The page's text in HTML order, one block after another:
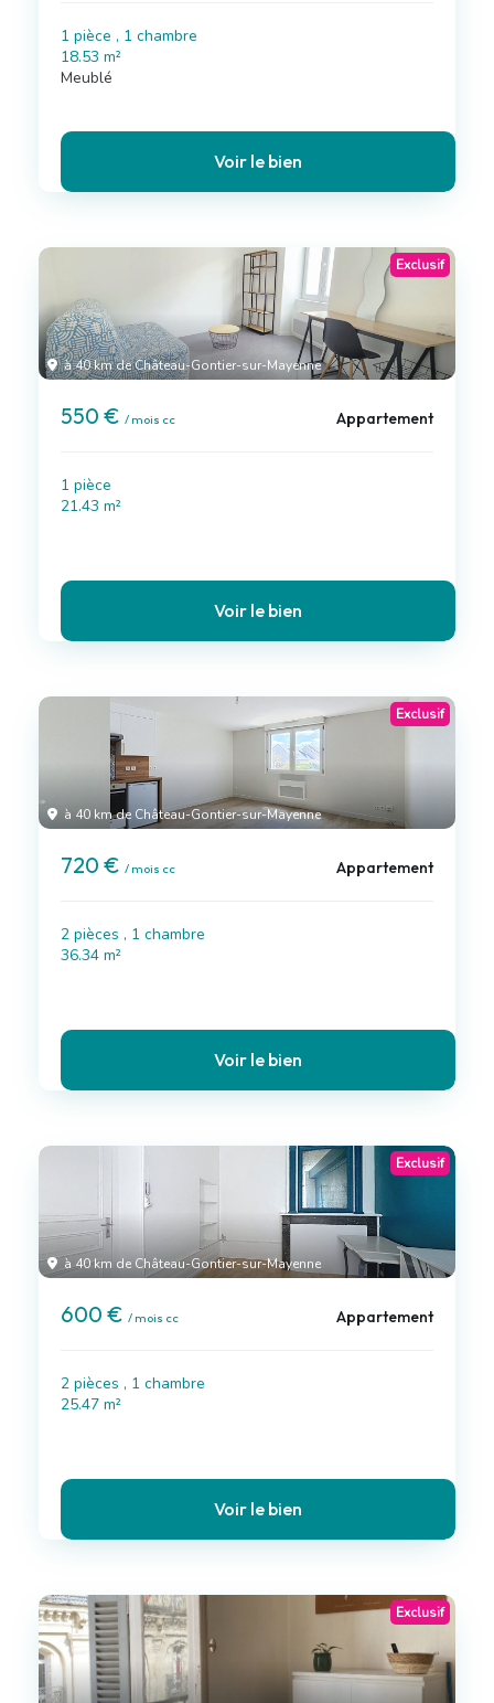
1 pièce , 1 chambre
18.53 m²
Meublé
Voir le bien
à 40 km de Château-Gontier-sur-Mayenne
Exclusif
550 € / mois cc Appartement
1 pièce
21.43 m²
Voir le bien
à 40 km de Château-Gontier-sur-Mayenne
Exclusif
720 € / mois cc Appartement
2 pièces , 1 chambre
36.34 m²
Voir le bien
à 40 km de Château-Gontier-sur-Mayenne
Exclusif
600 € / mois cc Appartement
2 pièces , 1 chambre
25.47 m²
Voir le bien
Exclusif